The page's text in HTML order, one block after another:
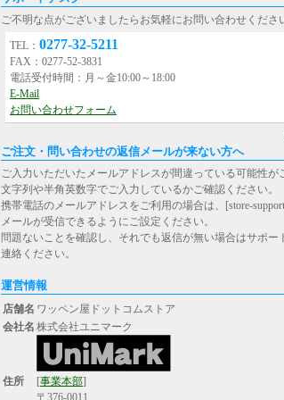
ご不明な点がございましたらお気軽にお問い合わせくださ
TEL： 0277-32-5211
FAX：0277-52-3831
電話受付時間：月～金10:00～18:00
E-Mail
お問い合わせフォーム
ご注文・問い合わせの返信メールが来ない方へ
ご入力いただいたメールアドレスが間違っている可能性が
文字列や半角英数字でご入力しているかご確認ください。
携帯電話のメールアドレスをご利用の場合は、[store-
メールが受信できるようにご設定ください。
問題ないことを確認し、それでも返信が無い場合はサポー
連絡ください。
運営情報
店舗名 ワッペン屋ドットコムストア
会社名 株式会社ユニマーク
住所 [事業本部]
〒376-0011